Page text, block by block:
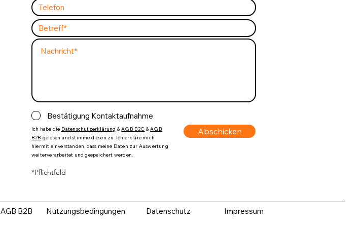
Bestätigung Kontaktaufnahme
Ich habe die Datenschutzerklärung &AGB B2C &AGB
B2B gelesen und stimme diesen zu. Ich erkläre mich
hiermit einverstanden, dass meine Daten zur Auswertung
weiterverarbeitet und gespeichert werden.
Abschicken
*Pflichtfeld
AGB B2B Nutzungsbedingungen Datenschutz Impressum